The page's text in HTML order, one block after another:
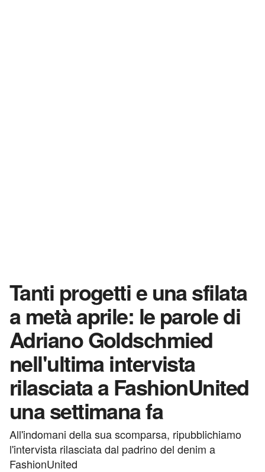
Tanti progetti e una sfilata
a metà aprile: le parole di
Adriano Goldschmied
nell'ultima intervista
rilasciata a FashionUnited
una settimana fa
All'indomani della sua scomparsa, ripubblichiamo
l'intervista rilasciata dal padrino del denim a
FashionUnited